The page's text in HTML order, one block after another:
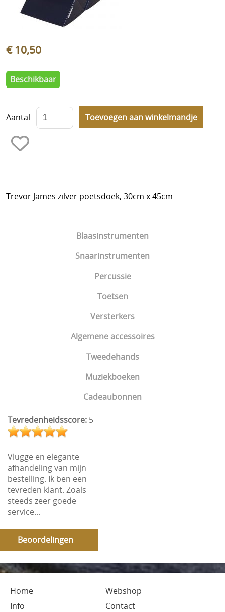
Nieuwsbrief
Historiek
Blaasinstrumenten
Snaarinstrumenten
Percussie
Toetsen
Versterkers
Algemene accessoires
Tweedehands
Muziekboeken
Cadeaubonnen
Tevredenheidsscore: 5
Vlugge en elegante
afhandeling van mijn
bestelling. Ik ben een
tevreden klant. Zoals
steeds zeer goede
service...
Beoordelingen
€ 10,50
Beschikbaar
Aantal
Trevor James zilver poetsdoek, 30cm x 45cm
Home
Webshop
Info
Contact